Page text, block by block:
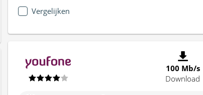
Vergelijken
100 Mb/s
Download